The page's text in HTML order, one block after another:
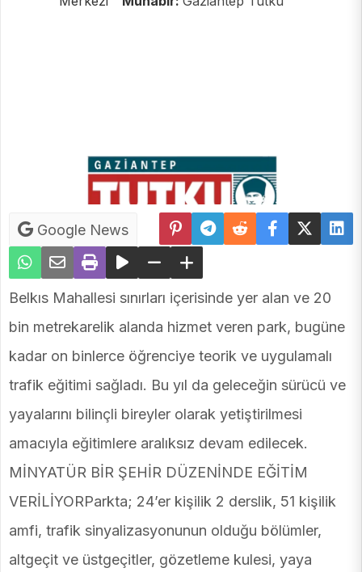
Google News
Belkıs Mahallesi sınırları içerisinde yer alan ve 20
bin metrekarelik alanda hizmet veren park, bugüne
kadar on binlerce öğrenciye teorik ve uygulamalı
trafik eğitimi sağladı. Bu yıl da geleceğin sürücü ve
yayalarını bilinçli bireyler olarak yetiştirilmesi
amacıyla eğitimlere aralıksız devam edilecek.
MİNYATÜR BİR ŞEHİR DÜZENİNDE EĞİTİM
VERİLİYORParkta; 24’er kişilik 2 derslik, 51 kişilik
amfi, trafik sinyalizasyonunun olduğu bölümler,
altgeçit ve üstgeçitler, gözetleme kulesi, yaya